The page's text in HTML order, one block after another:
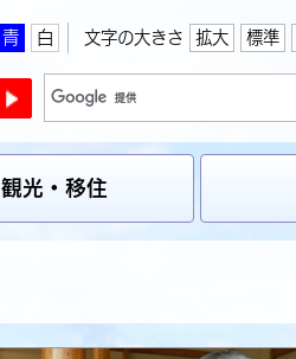
青 白 文字の大きさ 拡大 標準
観光・移住